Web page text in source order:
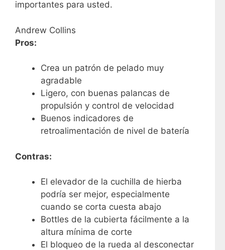
importantes para usted.
Andrew Collins
Pros:
Crea un patrón de pelado muy
agradable
Ligero, con buenas palancas de
propulsión y control de velocidad
Buenos indicadores de
retroalimentación de nivel de batería
Contras:
El elevador de la cuchilla de hierba
podría ser mejor, especialmente
cuando se corta cuesta abajo
Bottles de la cubierta fácilmente a la
altura mínima de corte
El bloqueo de la rueda al desconectar